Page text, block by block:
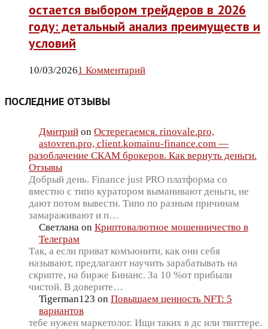
остается выбором трейдеров в 2026
году: детальный анализ преимуществ и
условий
10/03/20261 Комментарий
ПОСЛЕДНИЕ ОТЗЫВЫ
Дмитрий on Остерегаемся. rinovale.pro,
astovren.pro, client.komainu-finance.com —
разоблачение СКАМ брокеров. Как вернуть деньги.
Отзывы
Добрый день. Finance just PRO платформа со
вместно с типо куратором выманивают деньги, не
дают потом вывести. Типо по разным причинам
замараживают и п…
Светлана on Криптовалютное мошенничество в
Телеграм
Так, а если приват комъюнити, как они себя
называют, предлагают научить зарабатывать на
скрипте, на бирже Бинанс. За 10 %от прибыли
чистой. В доверите…
Tigerman123 on Повышаем ценность NFT: 5
вариантов
тебе нужен маркетолог. Ищи таких в дс или твиттере.